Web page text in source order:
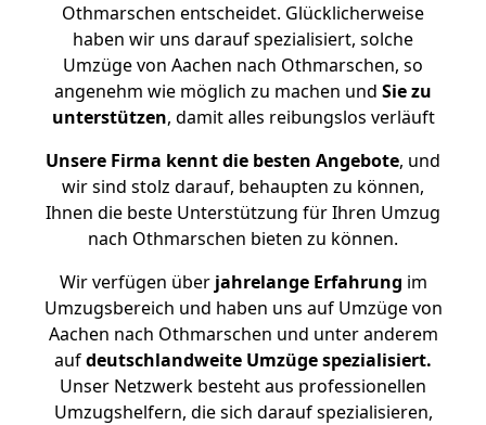
Othmarschen entscheidet. Glücklicherweise
haben wir uns darauf spezialisiert, solche
Umzüge von Aachen nach Othmarschen, so
angenehm wie möglich zu machen und Sie zu
unterstützen, damit alles reibungslos verläuft
Unsere Firma kennt die besten Angebote, und
wir sind stolz darauf, behaupten zu können,
Ihnen die beste Unterstützung für Ihren Umzug
nach Othmarschen bieten zu können.
Wir verfügen überjahrelange Erfahrung im
Umzugsbereich und haben uns auf Umzüge von
Aachen nach Othmarschen und unter anderem
aufdeutschlandweite Umzüge spezialisiert.
Unser Netzwerk besteht aus professionellen
Umzugshelfern, die sich darauf spezialisieren,